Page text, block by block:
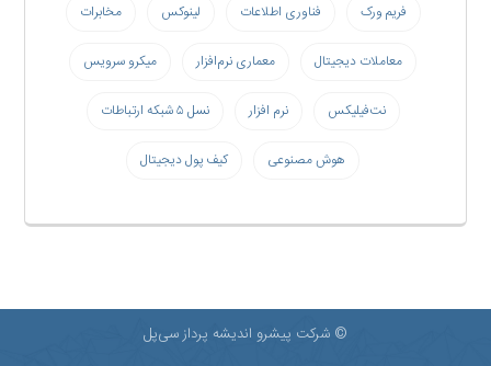
فریم ورک فناوری اطلاعات لینوکس مخابرات
معاملات دیجیتال معماری نرم‌افزار میکرو سرویس
نت‌فیلیکس نرم افزار نسل ۵ شبکه ارتباطات
هوش مصنوعی کیف پول دیجیتال
© شرکت پیشرو اندیشه پرداز سی‌پل